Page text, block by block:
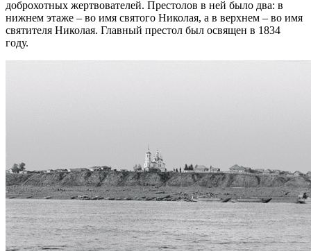
доброхотных жертвователей. Престолов в ней было два: в
нижнем этаже – во имя святого Николая, а в верхнем – во имя
святителя Николая. Главный престол был освящен в 1834
году.